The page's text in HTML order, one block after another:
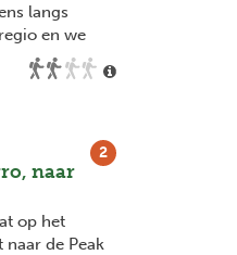
langs
en we
kracht van
we
2
naar
op het
de Peak